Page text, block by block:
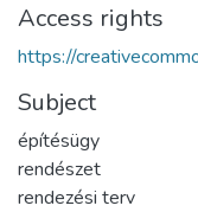
Access rights
https://
Subject
építésügy
rendészet
rendezési terv